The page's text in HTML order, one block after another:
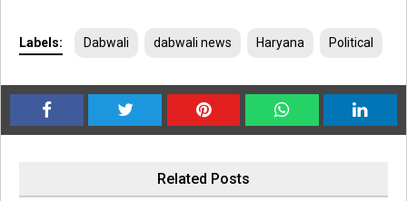
Labels: Dabwali dabwali news Haryana Political
Related Posts